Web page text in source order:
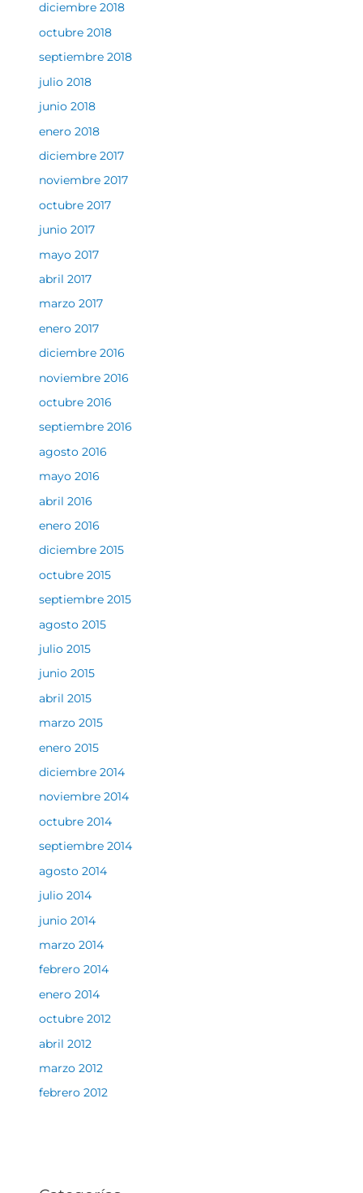
diciembre 2018
octubre 2018
septiembre 2018
julio 2018
junio 2018
enero 2018
diciembre 2017
noviembre 2017
octubre 2017
junio 2017
mayo 2017
abril 2017
marzo 2017
enero 2017
diciembre 2016
noviembre 2016
octubre 2016
septiembre 2016
agosto 2016
mayo 2016
abril 2016
enero 2016
diciembre 2015
octubre 2015
septiembre 2015
agosto 2015
julio 2015
junio 2015
abril 2015
marzo 2015
enero 2015
diciembre 2014
noviembre 2014
octubre 2014
septiembre 2014
agosto 2014
julio 2014
junio 2014
marzo 2014
febrero 2014
enero 2014
octubre 2012
abril 2012
marzo 2012
febrero 2012